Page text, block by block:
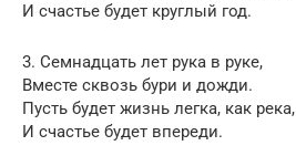
И счастье будет круглый год.
3. Семнадцать лет рука в руке,
Вместе сквозь бури и дожди.
Пусть будет жизнь легка, как река,
И счастье будет впереди.